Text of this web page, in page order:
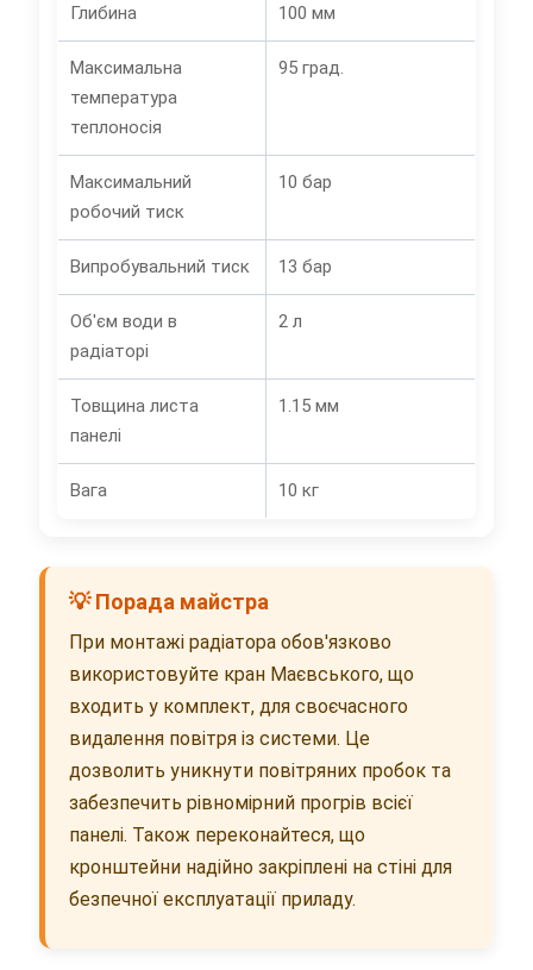
Глибина 100 мм
Максимальна
температура
теплоносія
95 град.
Максимальний
робочий тиск
10 бар
Випробувальний тиск 13 бар
Об'єм води в
радіаторі
2 л
Товщина листа
панелі
1.15 мм
Вага 10 кг
💡 Порада майстра
При монтажі радіатора обов'язково
використовуйте кран Маєвського, що
входить у комплект, для своєчасного
видалення повітря із системи. Це
дозволить уникнути повітряних пробок та
забезпечить рівномірний прогрів всієї
панелі. Також переконайтеся, що
кронштейни надійно закріплені на стіні для
безпечної експлуатації приладу.